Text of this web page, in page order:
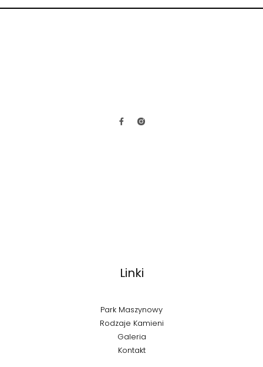
Linki
Park Maszynowy
Rodzaje Kamieni
Galeria
Kontakt